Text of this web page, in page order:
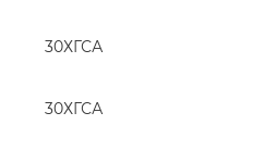
30ХГСА
30ХГСА